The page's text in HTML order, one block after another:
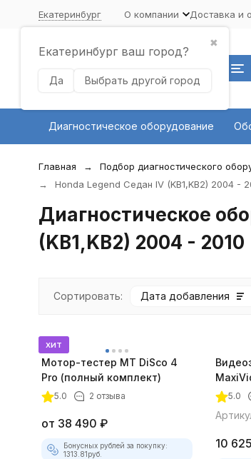
Екатеринбург
✖
Екатеринбург ваш город?
Да Выбрать другой город
О компании Доставка и
Диагностическое оборудование
Главная Подбор диагностического
Honda Legend Седан IV (KB1,KB2) 2004 -
Диагностическое
(KB1,KB2) 2004 - 2010
Сортировать: Дата добавления
хит
Мотор-тестер MT DiSco 4
Pro (полный комплект)
5.0 2 отзыва
от 38 490 ₽
Бонусных рублей за покупку:
1313.81руб.
5.0
10 625